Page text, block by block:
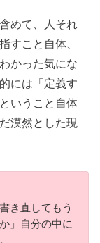
めて、人それ
すこと自体、
かった気にな
には「定義す
いうこと自体
漠然とした現
き直してもう
」自分の中に